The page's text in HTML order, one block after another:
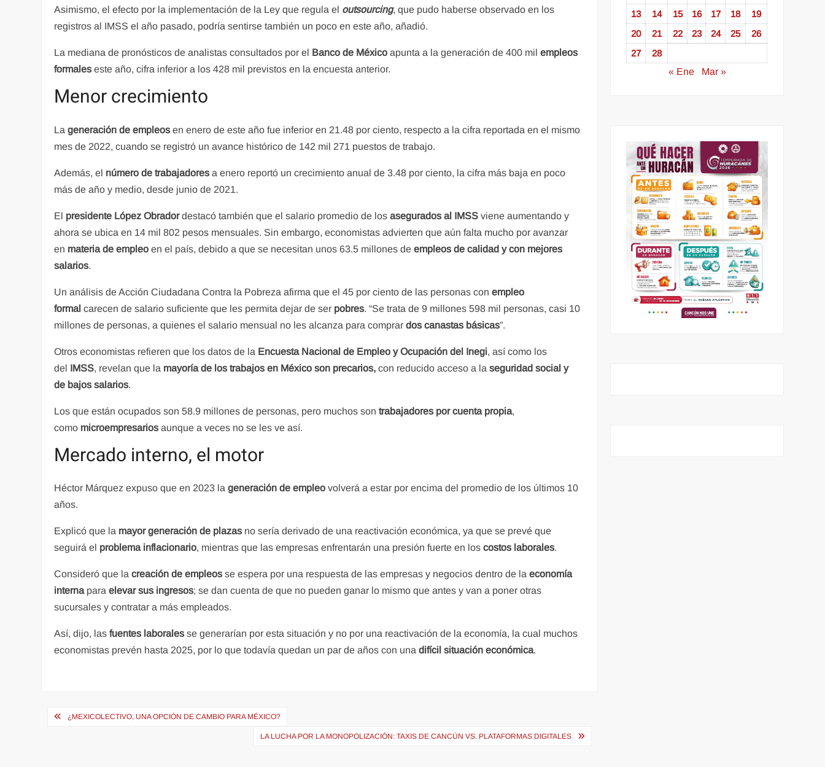
Asimismo, el efecto por la implementación de la Ley que regula el outsourcing, que pudo haberse observado en los
registros al IMSS el año pasado, podría sentirse también un poco en este año, añadió.
La mediana de pronósticos de analistas consultados por el Banco de México apunta a la generación de 400 milempleos
formales este año, cifra inferior a los 428 mil previstos en la encuesta anterior.
Menor crecimiento
Lageneración de empleos en enero de este año fue inferior en 21.48 por ciento, respecto a la cifra reportada en el mismo
mes de 2022, cuando se registró un avance histórico de 142 mil 271 puestos de trabajo.
Además, el número de trabajadores a enero reportó un crecimiento anual de 3.48 por ciento, la cifra más baja en poco
más de año y medio, desde junio de 2021.
El presidente López Obradordestacó también que el salario promedio de los asegurados al IMSSviene aumentando y
ahora se ubica en 14 mil 802 pesos mensuales. Sin embargo, economistas advierten que aún falta mucho por avanzar
en materia de empleo en el país, debido a que se necesitan unos 63.5 millones deempleos de calidad y con mejores
salarios.
Un análisis de Acción Ciudadana Contra la Pobreza afirma que el 45 por ciento de las personas con empleo
formal carecen de salario suficiente que les permita dejar de ser pobres. “Se trata de 9 millones 598 mil personas, casi 10
millones de personas, a quienes el salario mensual no les alcanza para comprardos canastas básicas”.
Otros economistas refieren que los datos de la Encuesta Nacional de Empleo y Ocupación del Inegi, así como los
del IMSS, revelan que la mayoría de los trabajos en México son precarios, con reducido acceso a laseguridad social y
de bajos salarios.
Los que están ocupados son 58.9 millones de personas, pero muchos sontrabajadores por cuenta propia,
como microempresariosaunque a veces no se les ve así.
Mercado interno, el motor
Héctor Márquez expuso que en 2023 lageneración de empleovolverá a estar por encima del promedio de los últimos 10
años.
Explicó que la mayor generación de plazas no sería derivado de una reactivación económica, ya que se prevé que
seguirá el problema inflacionario, mientras que las empresas enfrentarán una presión fuerte en loscostos laborales.
Consideró que lacreación de empleos se espera por una respuesta de las empresas y negocios dentro de laeconomía
interna paraelevar sus ingresos; se dan cuenta de que no pueden ganar lo mismo que antes y van a poner otras
sucursales y contratar a más empleados.
Así, dijo, lasfuentes laborales se generarían por esta situación y no por una reactivación de la economía, la cual muchos
economistas prevén hasta 2025, por lo que todavía quedan un par de años con una difícil situación económica.
Navegación
¿MEXICOLECTIVO, UNA OPCIÓN DE CAMBIO PARA MÉXICO?
LA LUCHA POR LA MONOPOLIZACIÓN: TAXIS DE CANCÚN VS. PLATAFORMAS DIGITALES
13
14 15 16 17 18
19
20
21 22 23 24 25
26
27
28
« Ene
Mar »